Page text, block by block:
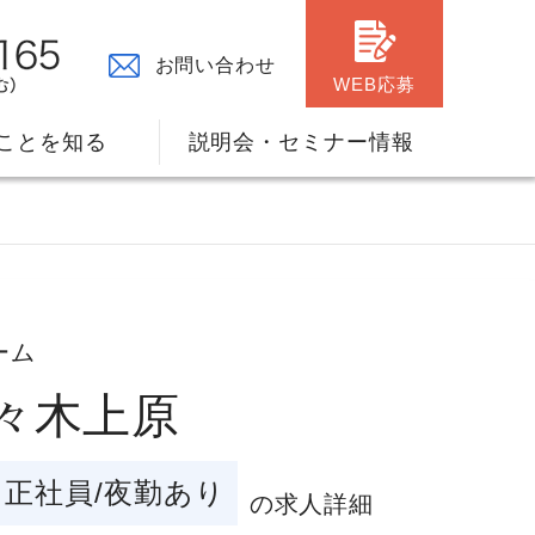
お問い合わせ
WEB応募
リアプランのサポート
とを知る
の原点
説明会・セミナー情報
ム
木上原
正社員/夜勤あり の求人詳細